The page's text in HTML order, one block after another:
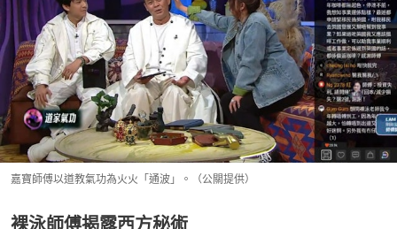
嘉寶師傅以道教氣功為火火「通波」。（公關提供）
裸泳師傅揭露西方秘術